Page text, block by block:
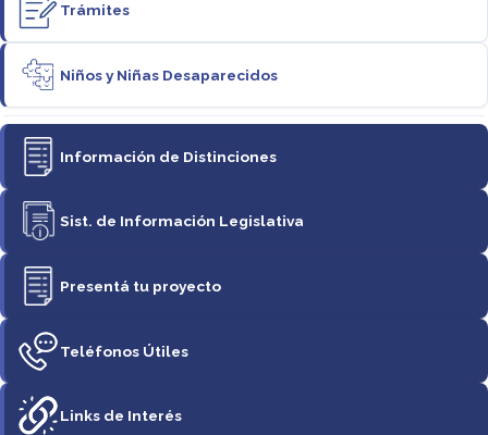
Trámites
Niños y Niñas Desaparecidos
Información de Distinciones
Sist. de Información Legislativa
Presentá tu proyecto
Teléfonos Útiles
Links de Interés